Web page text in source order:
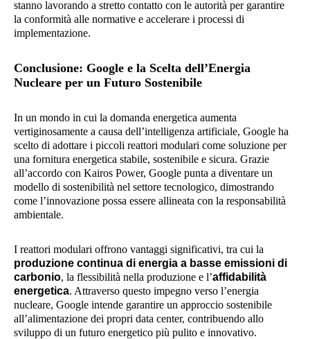
stanno lavorando a stretto contatto con le autorità per garantire
la conformità alle normative e accelerare i processi di
implementazione.
Conclusione: Google e la Scelta dell’Energia
Nucleare per un Futuro Sostenibile
In un mondo in cui la domanda energetica aumenta
vertiginosamente a causa dell’intelligenza artificiale, Google ha
scelto di adottare i piccoli reattori modulari come soluzione per
una fornitura energetica stabile, sostenibile e sicura. Grazie
all’accordo con Kairos Power, Google punta a diventare un
modello di sostenibilità nel settore tecnologico, dimostrando
come l’innovazione possa essere allineata con la responsabilità
ambientale.
I reattori modulari offrono vantaggi significativi, tra cui la
produzione continua di energia a basse emissioni di
carbonio, la flessibilità nella produzione e l’affidabilità
energetica. Attraverso questo impegno verso l’energia
nucleare, Google intende garantire un approccio sostenibile
all’alimentazione dei propri data center, contribuendo allo
sviluppo di un futuro energetico più pulito e innovativo.